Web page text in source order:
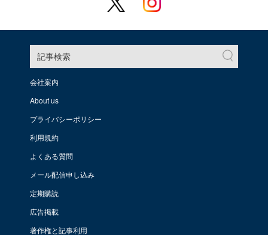
記事検索
会社案内
About us
プライバシーポリシー
利用規約
よくある質問
メール配信申し込み
定期購読
広告掲載
著作権と記事利用